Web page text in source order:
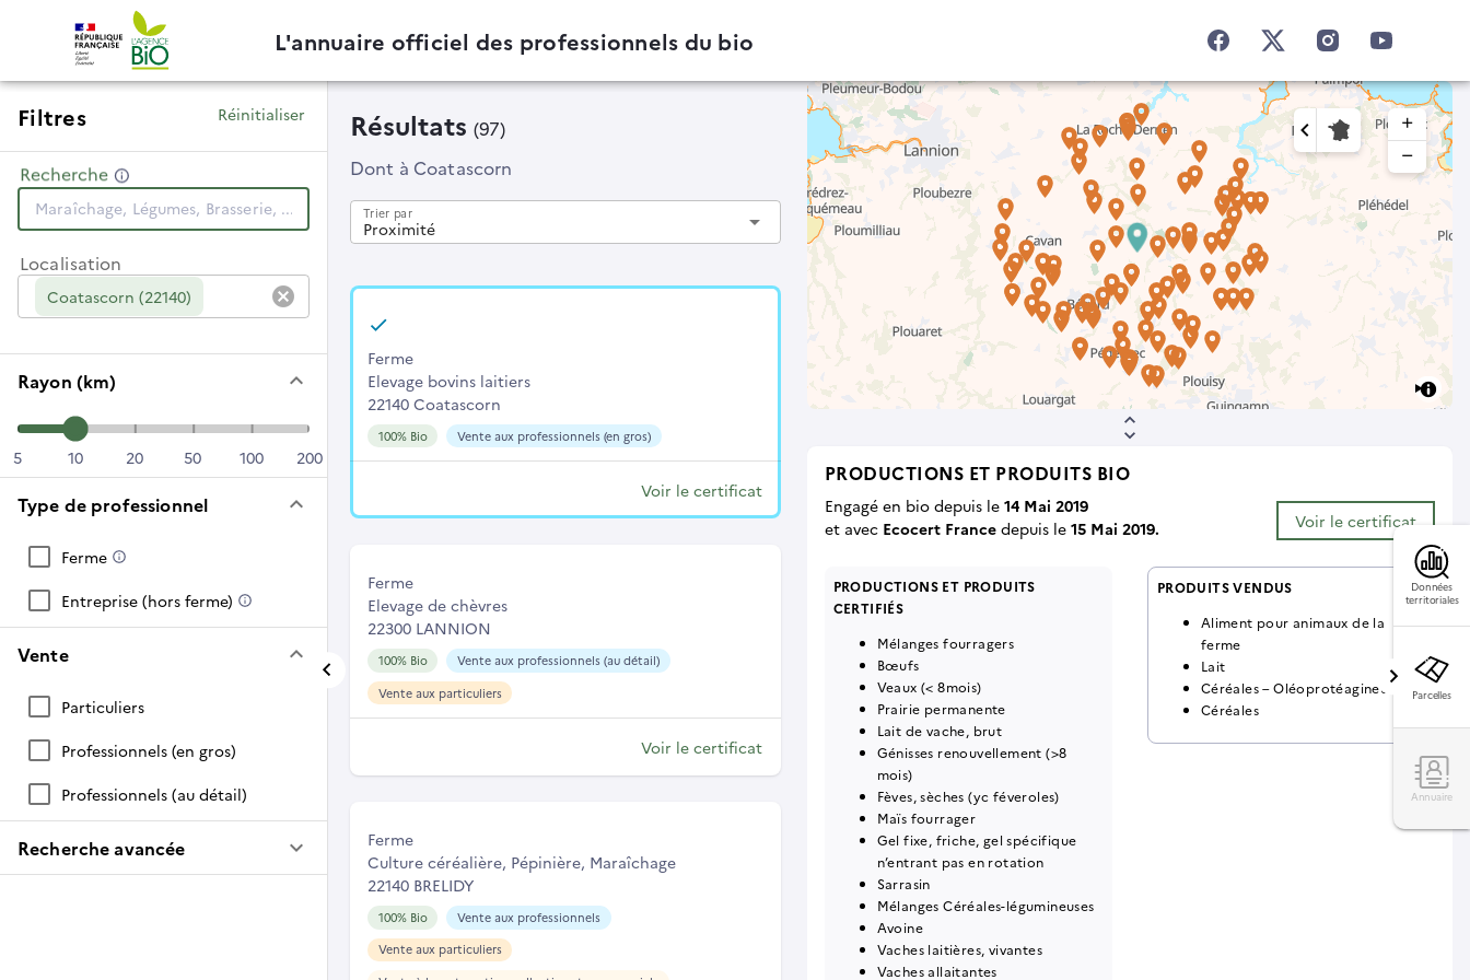
L'annuaire officiel des professionnels du bio
Filtres Réinitialiser
Recherche
Coatascorn (22140)
Localisation
cancel
Rayon (km) keyboard_arrow_down
5 10 20 50 100 200
Type de professionnel keyboard_arrow_down
Ferme
Entreprise (hors ferme)
Vente keyboard_arrow_down
Particuliers
Professionnels (en gros)
Professionnels (au détail)
Recherche avancée keyboard_arrow_down
Résultats (97)
Dont à Coatascorn
Proximité
Trier par arrow_drop_down
Ferme
Elevage bovins laitiers
22140 Coatascorn
100% Bio Vente aux professionnels (en gros)
Voir le certificat
Ferme
Elevage de chèvres
22300 LANNION
100% Bio
Vente aux professionnels (au détail)
Vente aux particuliers
Voir le certificat
Ferme
Culture céréalière, Pépinière, Maraîchage
22140 BRELIDY
100% Bio
Vente aux professionnels
Vente aux particuliers
add
remove
PRODUCTIONS ET PRODUITS BIO
Engagé en bio depuis le 14 Mai 2019
et avec Ecocert Francedepuis le 15 Mai 2019. Voir le certificat
PRODUCTIONS ET PRODUITS
CERTIFIÉS
Mélanges fourragers
Bœufs
Veaux (< 8mois)
Prairie permanente
Lait de vache, brut
Génisses renouvellement (>8
mois)
Fèves, sèches (yc féveroles)
Maïs fourrager
Gel fixe, friche, gel spécifique
n’entrant pas en rotation
Sarrasin
Mélanges Céréales-légumineuses
Avoine
Vaches laitières, vivantes
Vaches allaitantes
PRODUITS VENDUS
Aliment pour animaux de la
ferme
Lait
Céréales – Oléoprotéagineux
Céréales
Données
territoriales
Parcelles
Annuaire